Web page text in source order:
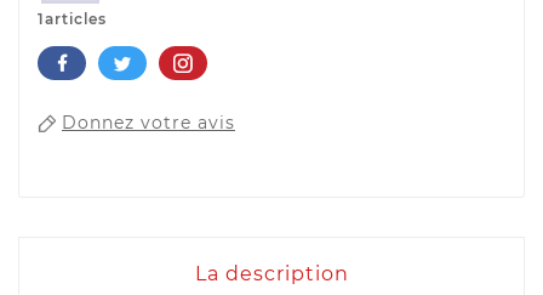
1articles
Donnez votre avis
La description